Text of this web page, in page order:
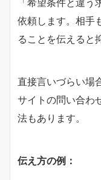
「希望条件と違
依頼します。相手
ることを伝えると
直接言いづらい場
サイトの問い合わ
法もあります。
伝え方の例：